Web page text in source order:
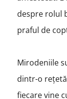
despre rolul
praful de
Mirodeniile
dintr-o
fiecare vine